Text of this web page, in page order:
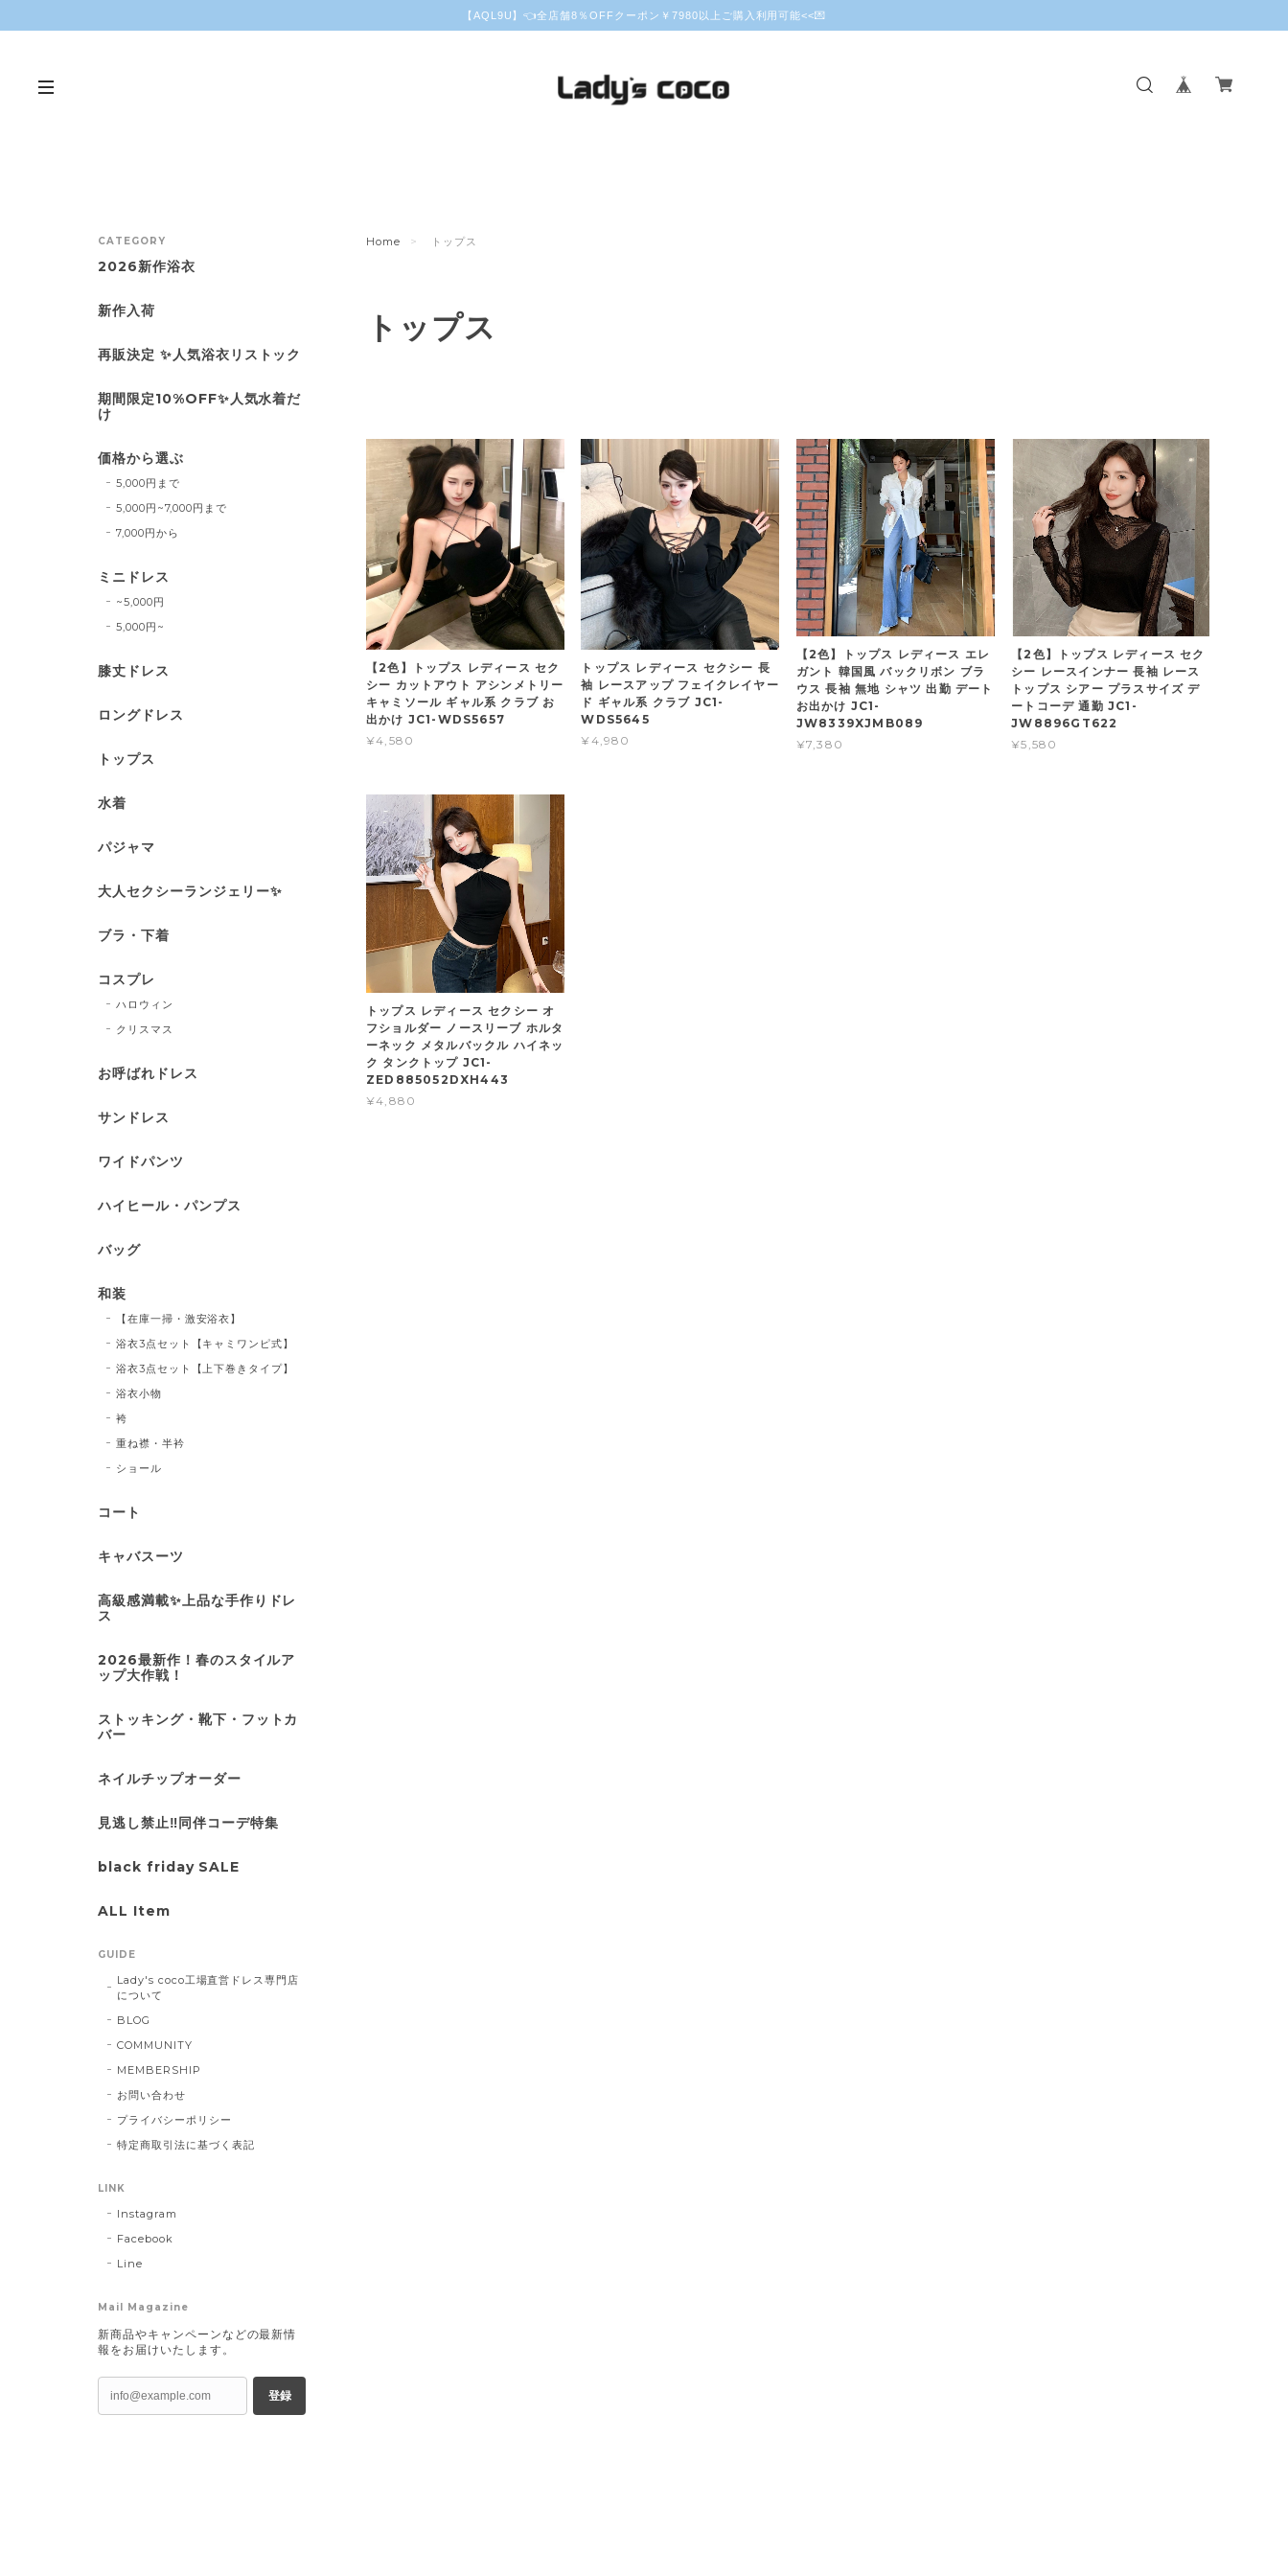
【AQL9U】👈全店舗8％OFFクーポン￥7980以上ご購入利用可能<<💌
Home トップス
トップス
【2色】トップス レディース セク
シー カットアウト アシンメトリー
キャミソール ギャル系 クラブ お
出かけ JC1-WDS5657
¥4,580
トップス レディース セクシー 長
袖 レースアップ フェイクレイヤー
ド ギャル系 クラブ JC1-
WDS5645
¥4,980
【2色】トップス レディース エレ
ガント 韓国風 バックリボン ブラ
ウス 長袖 無地 シャツ 出勤 デート
お出かけ JC1-
JW8339XJMB089
¥7,380
【2色】トップス レディース セク
シー レースインナー 長袖 レース
トップス シアー プラスサイズ デ
ートコーデ 通勤 JC1-
JW8896GT622
¥5,580
トップス レディース セクシー オ
フショルダー ノースリーブ ホルタ
ーネック メタルバックル ハイネッ
ク タンクトップ JC1-
ZED885052DXH443
¥4,880
CATEGORY
2026新作浴衣
新作入荷
再販決定 ✨人気浴衣リストック
期間限定10%OFF✨人気水着だ
け
価格から選ぶ
5,000円まで
5,000円~7,000円まで
7,000円から
ミニドレス
~5,000円
5,000円~
膝丈ドレス
ロングドレス
トップス
水着
パジャマ
大人セクシーランジェリー✨
ブラ・下着
コスプレ
ハロウィン
クリスマス
お呼ばれドレス
サンドレス
ワイドパンツ
ハイヒール・パンプス
バッグ
和装
【在庫一掃・激安浴衣】
浴衣3点セット【キャミワンピ式】
浴衣3点セット【上下巻きタイプ】
浴衣小物
袴
重ね襟・半衿
ショール
コート
キャバスーツ
高級感満載✨上品な手作りドレ
ス
2026最新作！春のスタイルア
ップ大作戦！
ストッキング・靴下・フットカ
バー
ネイルチップオーダー
見逃し禁止‼同伴コーデ特集
black friday SALE
ALL Item
GUIDE
Lady's coco工場直営ドレス専門店
について
BLOG
COMMUNITY
MEMBERSHIP
お問い合わせ
プライバシーポリシー
特定商取引法に基づく表記
LINK
Instagram
Facebook
Line
Mail Magazine
新商品やキャンペーンなどの最新情
報をお届けいたします。
登録